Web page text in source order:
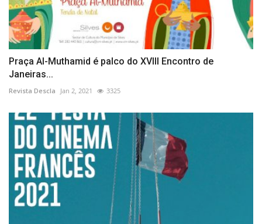
Praça Al-Muthamid é palco do XVIII Encontro de
Janeiras...
Revista Descla Jan 2, 2021 3325